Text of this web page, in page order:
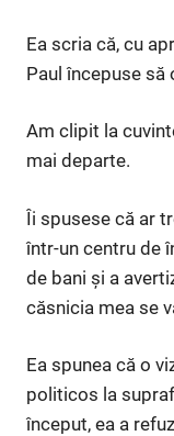
Ea scria că, cu
Paul începuse să
Am clipit la
mai departe.
Îi spusese că ar
într-un centru de
de bani și a
căsnicia mea se
Ea spunea că o
politicos la
început, ea a